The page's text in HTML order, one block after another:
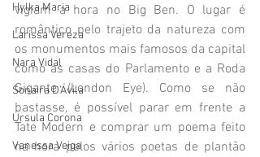
Hylka Maria
Larissa Vereza
Nara Vidal
Sonaira D'Ávila
Úrsula Corona
Vanessa Veiga
vigiam a hora no Big Ben. O lugar é
romântico pelo trajeto da natureza com
os monumentos mais famosos da capital
como as casas do Parlamento e a Roda
Gigante (London Eye). Como se não
bastasse, é possível parar em frente a
Tate Modern e comprar um poema feito
na hora pelos vários poetas de plantão